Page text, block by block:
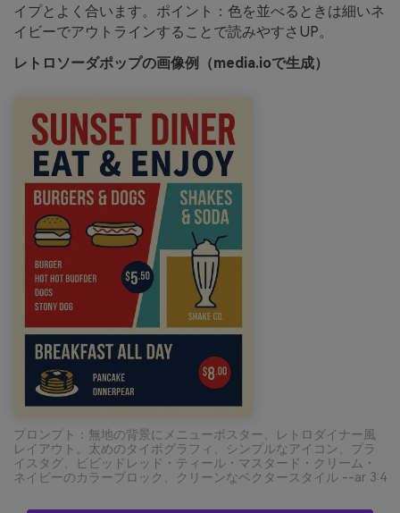
イプとよく合います。ポイント：色を並べるときは細いネ
イビーでアウトラインすることで読みやすさUP。
レトロソーダポップの画像例（media.ioで生成）
プロンプト：無地の背景にメニューポスター、レトロダイナー風
レイアウト。太めのタイポグラフィ、シンプルなアイコン、プラ
イスタグ、ビビッドレッド・ティール・マスタード・クリーム・
ネイビーのカラーブロック、クリーンなベクタースタイル --ar 3:4